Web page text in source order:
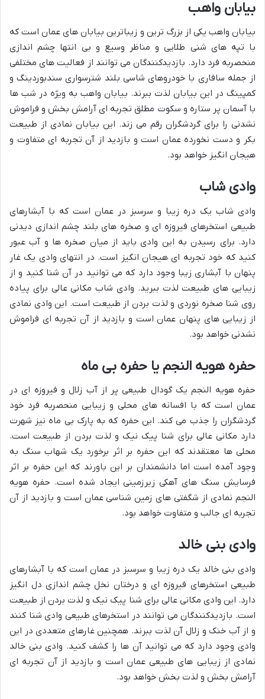
بیابان واهب
بیابان واهب یکی از بزرگ ترین و زیباترین بیابان های عمان است که
با تپه های شنی طلایی و مناظر وسیع و بی انتها چشم اندازی
منحصربه فرد دارد. بازدیدکنندگان می توانند از فعالیت های مختلفی
از جمله سافاری با خودروهای شاسی بلند شترسواری سندبوردینگ و
کمپینگ در این بیابان لذت ببرند. بیابان واهب به ویژه در شب ها
با آسمان پر ستاره و سکوت مطلق تجربه ای آرامش بخش و فراموش
نشدنی را برای گردشگران رقم می زند. این بیابان نمادی از طبیعت
بکر و دست نخورده عمان است و بازدید از آن تجربه ای متفاوت و
هیجان انگیز خواهد بود.
وادی شاب
وادی شاب یک دره زیبا و سرسبز در عمان است که با آبشارهای
طبیعی استخرهای فیروزه ای و صخره های بلند چشم اندازی دیدنی
دارد. برای رسیدن به این وادی باید از میان صخره ها و آب عبور
کنید که خود تجربه ای هیجان انگیز است. در انتهای وادی یک غار
پنهان با آبشاری زیبا وجود دارد که می توانید در آن شنا کنید و از
زیبایی های طبیعت لذت ببرید. وادی شاب مکانی عالی برای پیاده
روی شنا صخره نوردی و لذت بردن از طبیعت است. این وادی نمادی
از زیبایی های پنهان عمان است و بازدید از آن تجربه ای فراموش
نشدنی خواهد بود.
حفره هویه النجم یا حفره بی ماه
حفره هویه النجم یک گودال طبیعی پر از آب زلال و فیروزه ای در
عمان است که با افسانه های محلی و زیبایی منحصربه فرد خود
گردشگران را جذب می کند. این حفره که به پارک بی ماه نیز شهرت
دارد مکانی عالی برای شنا پیک نیک و لذت بردن از طبیعت است.
محلی ها معتقدند که این حفره بر اثر برخورد یک شهاب سنگ به
وجود آمده است اما دانشمندان بر این باورند که این حفره بر اثر
فرسایش سنگ های آهکی زیرزمینی ایجاد شده است. حفره هویه
النجم نمادی از شگفتی های زمین شناسی عمان است و بازدید از آن
تجربه ای جالب و متفاوت خواهد بود.
وادی بنی خالد
وادی بنی خالد یک دره زیبا و سرسبز در عمان است که با آبشارهای
طبیعی استخرهای فیروزه ای و درختان نخل چشم اندازی دل انگیز
دارد. این وادی مکانی عالی برای شنا پیک نیک و لذت بردن از طبیعت
است. بازدیدکنندگان می توانند در استخرهای طبیعی وادی شنا کنند
و از آب خنک و زلال آن لذت ببرند. همچنین غارهای متعددی در این
وادی وجود دارد که می توانید آن ها را کشف کنید. وادی بنی خالد
نمادی از زیبایی های طبیعی عمان است و بازدید از آن تجربه ای
آرامش بخش و لذت بخش خواهد بود.